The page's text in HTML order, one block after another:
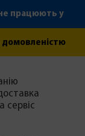
не працюють у
домовленістю
сервіс